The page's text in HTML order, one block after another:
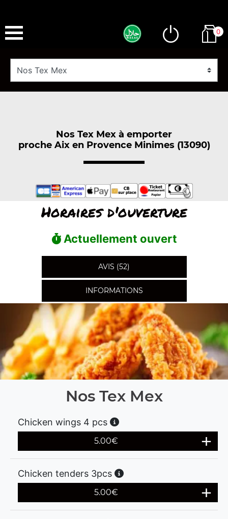
0
Nos Tex Mex à emporter
proche Aix en Provence Minimes (13090)
Horaires d'ouverture
Actuellement ouvert
AVIS (52)
INFORMATIONS
Nos Tex Mex
Chicken wings 4 pcs
5.00€
Chicken tenders 3pcs
5.00€